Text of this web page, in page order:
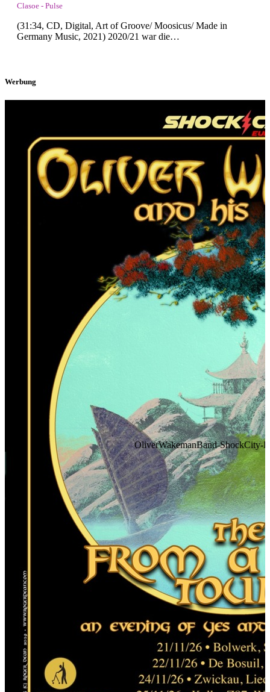
Clasoe - Pulse
(31:34, CD, Digital, Art of Groove/ Moosicus/ Made in
Germany Music, 2021) 2020/21 war die…
Werbung
OliverWakemanBand-ShockCity-